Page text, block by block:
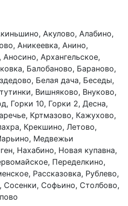
Акулово, Алабино,
Аникеевка, Анино,
Архангельское,
Балобаново, Бараново,
Белая дача, Беседы,
Вишняково, Внуково,
Горки 10, Горки 2, Десна,
Кртмазово, Кажухово,
Крекшино, Летово,
Медвежьи
Нахабино, Новая купавна,
Переделкино,
Рассказовка, Рублево,
Сосенки, Софьино, Столбово,